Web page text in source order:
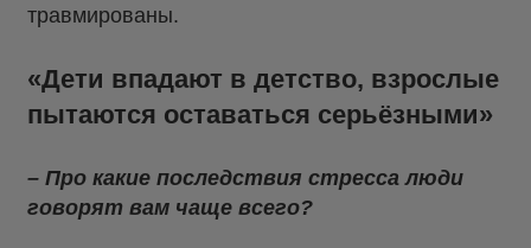
травмированы.
«Дети впадают в детство, взрослые
пытаются оставаться серьёзными»
– Про какие последствия стресса люди
говорят вам чаще всего?